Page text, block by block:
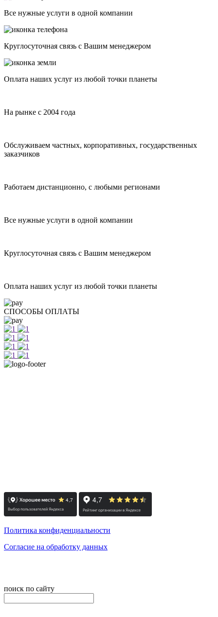
Все нужные услуги в одной компании
Круглосуточная связь с Вашим менеджером
Оплата наших услуг из любой точки планеты
На рынке с 2004 года
Обслуживаем частных, корпоративных, государственных
заказчиков
Работаем дистанционно, с любыми регионами
Все нужные услуги в одной компании
Круглосуточная связь с Вашим менеджером
Оплата наших услуг из любой точки планеты
СПОСОБЫ ОПЛАТЫ
Политика конфиденциальности
Согласие на обработку данных
поиск по сайту